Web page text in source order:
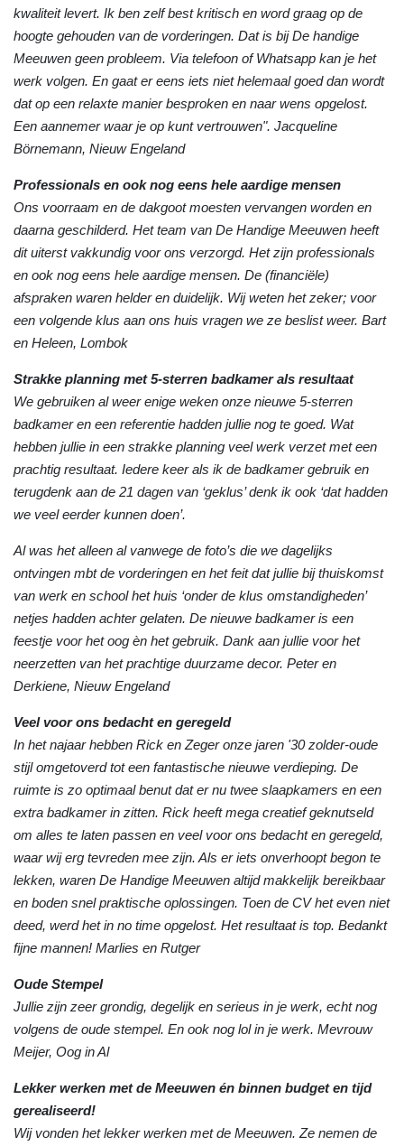
kwaliteit levert. Ik ben zelf best kritisch en word graag op de
hoogte gehouden van de vorderingen. Dat is bij De handige
Meeuwen geen probleem. Via telefoon of Whatsapp kan je het
werk volgen. En gaat er eens iets niet helemaal goed dan wordt
dat op een relaxte manier besproken en naar wens opgelost.
Een aannemer waar je op kunt vertrouwen". Jacqueline
Börnemann, Nieuw Engeland
Professionals en ook nog eens hele aardige mensen
Ons voorraam en de dakgoot moesten vervangen worden en
daarna geschilderd. Het team van De Handige Meeuwen heeft
dit uiterst vakkundig voor ons verzorgd. Het zijn professionals
en ook nog eens hele aardige mensen. De (financiële)
afspraken waren helder en duidelijk. Wij weten het zeker; voor
een volgende klus aan ons huis vragen we ze beslist weer. Bart
en Heleen, Lombok
Strakke planning met 5-sterren badkamer als resultaat
We gebruiken al weer enige weken onze nieuwe 5-sterren
badkamer en een referentie hadden jullie nog te goed. Wat
hebben jullie in een strakke planning veel werk verzet met een
prachtig resultaat. Iedere keer als ik de badkamer gebruik en
terugdenk aan de 21 dagen van ‘geklus’ denk ik ook ‘dat hadden
we veel eerder kunnen doen’.
Al was het alleen al vanwege de foto’s die we dagelijks
ontvingen mbt de vorderingen en het feit dat jullie bij thuiskomst
van werk en school het huis ‘onder de klus omstandigheden’
netjes hadden achter gelaten. De nieuwe badkamer is een
feestje voor het oog èn het gebruik. Dank aan jullie voor het
neerzetten van het prachtige duurzame decor. Peter en
Derkiene, Nieuw Engeland
Veel voor ons bedacht en geregeld
In het najaar hebben Rick en Zeger onze jaren '30 zolder-oude
stijl omgetoverd tot een fantastische nieuwe verdieping. De
ruimte is zo optimaal benut dat er nu twee slaapkamers en een
extra badkamer in zitten. Rick heeft mega creatief geknutseld
om alles te laten passen en veel voor ons bedacht en geregeld,
waar wij erg tevreden mee zijn. Als er iets onverhoopt begon te
lekken, waren De Handige Meeuwen altijd makkelijk bereikbaar
en boden snel praktische oplossingen. Toen de CV het even niet
deed, werd het in no time opgelost. Het resultaat is top. Bedankt
fijne mannen! Marlies en Rutger
Oude Stempel
Jullie zijn zeer grondig, degelijk en serieus in je werk, echt nog
volgens de oude stempel. En ook nog lol in je werk. Mevrouw
Meijer, Oog in Al
Lekker werken met de Meeuwen én binnen budget en tijd
gerealiseerd!
Wij vonden het lekker werken met de Meeuwen. Ze nemen de